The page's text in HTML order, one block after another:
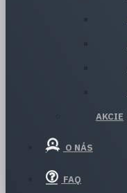
AKCIE
O NÁS
FAQ